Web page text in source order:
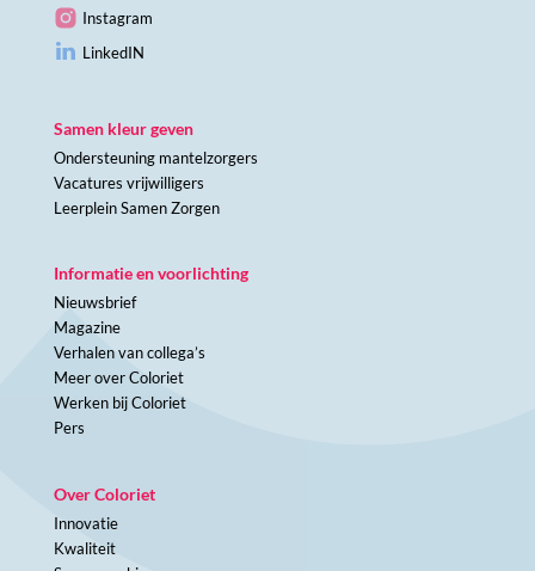
Instagram
LinkedIN
Samen kleur geven
Ondersteuning mantelzorgers
Vacatures vrijwilligers
Leerplein Samen Zorgen
Informatie en voorlichting
Nieuwsbrief
Magazine
Verhalen van collega’s
Meer over Coloriet
Werken bij Coloriet
Pers
Over Coloriet
Innovatie
Kwaliteit